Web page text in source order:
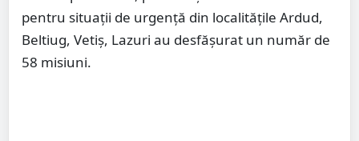
pentru situaţii de urgenţă din localitățile Ardud,
Beltiug, Vetiș, Lazuri au desfășurat un număr de
58 misiuni.